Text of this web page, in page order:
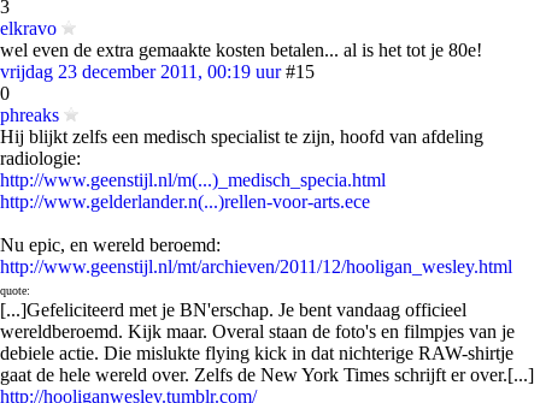
3
elkravo
wel even de extra gemaakte kosten betalen... al is het tot je 80e!
vrijdag 23 december 2011, 00:19 uur #15
0
phreaks
Hij blijkt zelfs een medisch specialist te zijn, hoofd van afdeling
radiologie:
http://www.geenstijl.nl/m(...)_medisch_specia.html
http://www.gelderlander.n(...)rellen-voor-arts.ece
Nu epic, en wereld beroemd:
http://www.geenstijl.nl/mt/archieven/2011/12/hooligan_wesley.html
quote:
[...]Gefeliciteerd met je BN'erschap. Je bent vandaag officieel
wereldberoemd. Kijk maar. Overal staan de foto's en filmpjes van je
debiele actie. Die mislukte flying kick in dat nichterige RAW-shirtje
gaat de hele wereld over. Zelfs de New York Times schrijft er over.[...]
http://hooliganwesley.tumblr.com/